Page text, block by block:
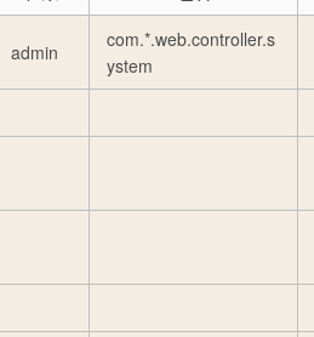
admin
com.*.web.controller.s
ystem